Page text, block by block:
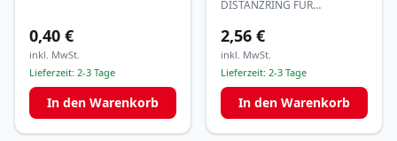
0,40 €
inkl. MwSt.
Lieferzeit: 2-3 Tage
In den Warenkorb
DISTANZRING FÜR
2,56 €
inkl. MwSt.
Lieferzeit: 2-3 Tage
In den Warenkorb